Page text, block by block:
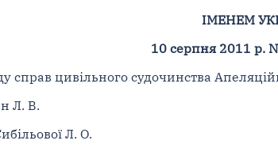
ІМЕНЕМ
10 серпня 2011 р.
справ цивільного судочинства
Л. В.
Л. О.